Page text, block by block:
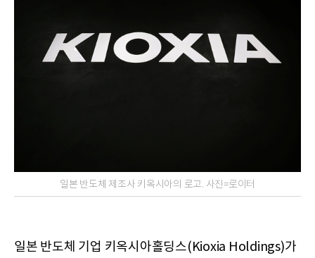
일본 반도체 제조사 키옥시아의 로고. 사진=로이터
일본 반도체 기업 키옥시아홀딩스(Kioxia Holdings)가